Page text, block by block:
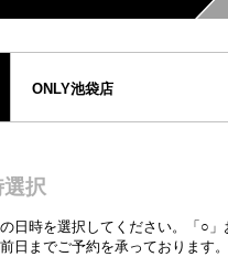
ONLY池袋店
択
日時を選択してください。「○
日までご予約を承っております。